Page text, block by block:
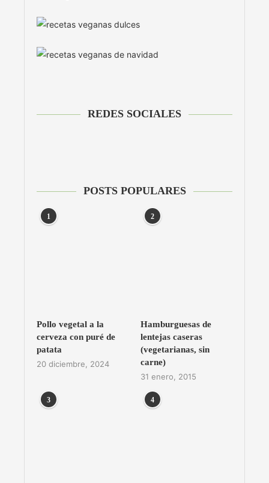
REDES SOCIALES
POSTS POPULARES
1
Pollo vegetal a la
cerveza con puré de
patata
20 diciembre, 2024
2
Hamburguesas de
lentejas caseras
(vegetarianas, sin
carne)
31 enero, 2015
3 4